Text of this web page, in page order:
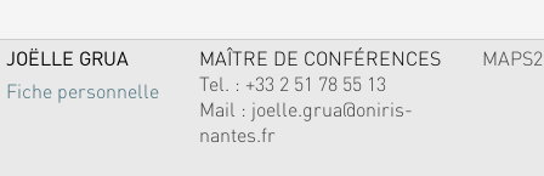
JOËLLE GRUA
Fiche personnelle
MAÎTRE DE CONFÉRENCES
Tel. : +33 2 51 78 55 13
Mail : joelle.grua@oniris-
nantes.fr
MAPS2